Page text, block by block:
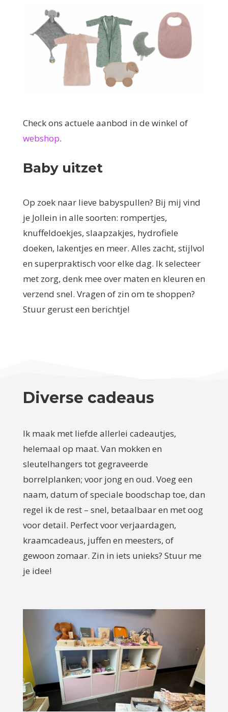
Check ons actuele aanbod in de winkel of
webshop.
Baby uitzet
Op zoek naar lieve babyspullen? Bij mij vind
je Jollein in alle soorten: rompertjes,
knuffeldoekjes, slaapzakjes, hydrofiele
doeken, lakentjes en meer. Alles zacht, stijlvol
en superpraktisch voor elke dag. Ik selecteer
met zorg, denk mee over maten en kleuren en
verzend snel. Vragen of zin om te shoppen?
Stuur gerust een berichtje!
Diverse cadeaus
Ik maak met liefde allerlei cadeautjes,
helemaal op maat. Van mokken en
sleutelhangers tot gegraveerde
borrelplanken; voor jong en oud. Voeg een
naam, datum of speciale boodschap toe, dan
regel ik de rest – snel, betaalbaar en met oog
voor detail. Perfect voor verjaardagen,
kraamcadeaus, juffen en meesters, of
gewoon zomaar. Zin in iets unieks? Stuur me
je idee!